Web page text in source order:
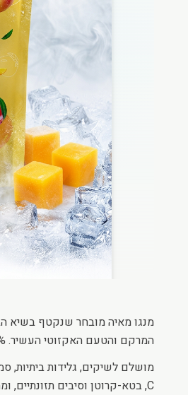
מנגו מאיה מובחר שנקטף בשיא
המרקם והטעם האקזוטי העשיר. 100% טבעי, ללא תוספת סוכר, משמרים או צבעי מאכל.
מושלם לשיקים, גלידות ביתיות,
C, בטא-קרוטן וסיבים תזונתיים, ומתאים לטבעונים ולשומרי תזונה בריאה.